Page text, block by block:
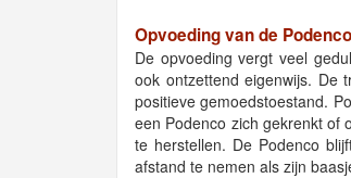
Opvoeding van de
De opvoeding vergt veel
ook ontzettend eigenwijs. De
positieve gemoedstoestand.
een Podenco zich gekrenkt of
te herstellen. De Podenco
afstand te nemen als zijn